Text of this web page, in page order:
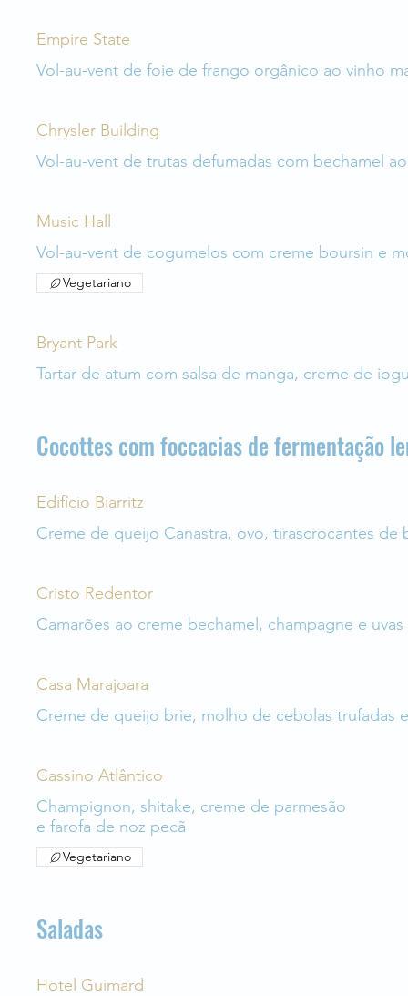
Empire State
Vol-au-vent de foie de frango orgânico ao vinho
Chrysler Building
Vol-au-vent de trutas defumadas com bechamel
Music Hall
Vol-au-vent de cogumelos com creme boursin e
Vegetariano
Bryant Park
Tartar de atum com salsa de manga, creme de
Cocottes com foccacias de fermentação
Edifício Biarritz
Creme de queijo Canastra, ovo, tirascrocantes
Cristo Redentor
Camarões ao creme bechamel, champagne e
Casa Marajoara
Creme de queijo brie, molho de cebolas trufadas
Cassino Atlântico
Champignon, shitake, creme de parmesão
e farofa de noz pecã
Vegetariano
Saladas
Hotel Guimard